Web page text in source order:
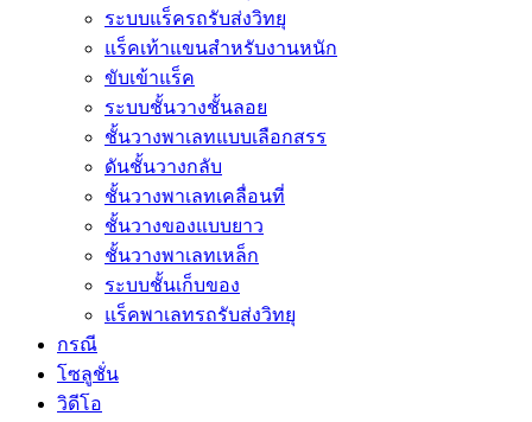
ระบบแร็ครถรับส่งวิทยุ
แร็คเท้าแขนสำหรับงานหนัก
ขับเข้าแร็ค
ระบบชั้นวางชั้นลอย
ชั้นวางพาเลทแบบเลือกสรร
ดันชั้นวางกลับ
ชั้นวางพาเลทเคลื่อนที่
ชั้นวางของแบบยาว
ชั้นวางพาเลทเหล็ก
ระบบชั้นเก็บของ
แร็คพาเลทรถรับส่งวิทยุ
กรณี
โซลูชั่น
วิดีโอ